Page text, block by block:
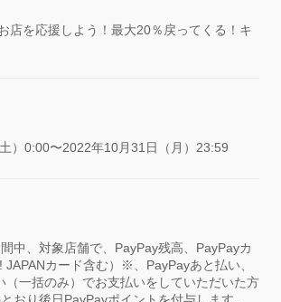
店を応援しよう！最大20％戻ってくる！キ
）0:00〜2022年10月31日（月）23:59
中、対象店舗で、PayPay残高、PayPayカ
JAPANカード含む）※、PayPayあと払い、
（一括のみ）でお支払いをしていただいた方